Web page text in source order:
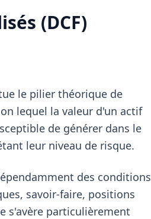
(DCF)
le pilier théorique de
lequel la valeur d'un actif
de générer dans le
leur niveau de risque.
des conditions
savoir-faire, positions
s'avère particulièrement